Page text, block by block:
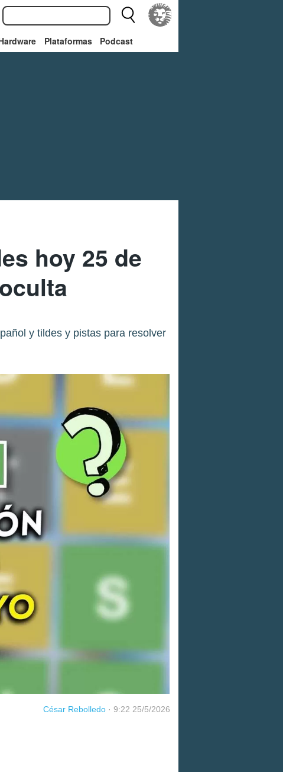
Plataformas Podcast
hoy 25 de
y tildes y pistas para resolver
César Rebolledo · 9:22 25/5/2026